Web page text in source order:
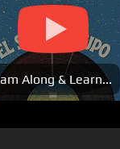
Along & Learn...